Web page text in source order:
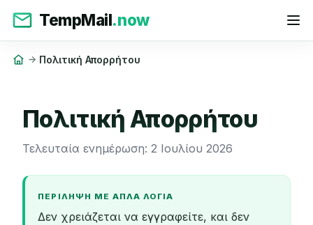
TempMail.now
Πολιτική Απορρήτου
Πολιτική Απορρήτου
Τελευταία ενημέρωση: 2 Ιουλίου 2026
ΠΕΡΊΛΗΨΗ ΜΕ ΑΠΛΆ ΛΌΓΙΑ
Δεν χρειάζεται να εγγραφείτε, και δεν